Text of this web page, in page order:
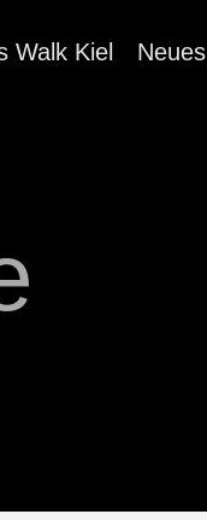
Walk Kiel
Neues